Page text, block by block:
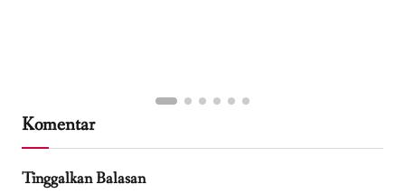
Komentar
Tinggalkan Balasan